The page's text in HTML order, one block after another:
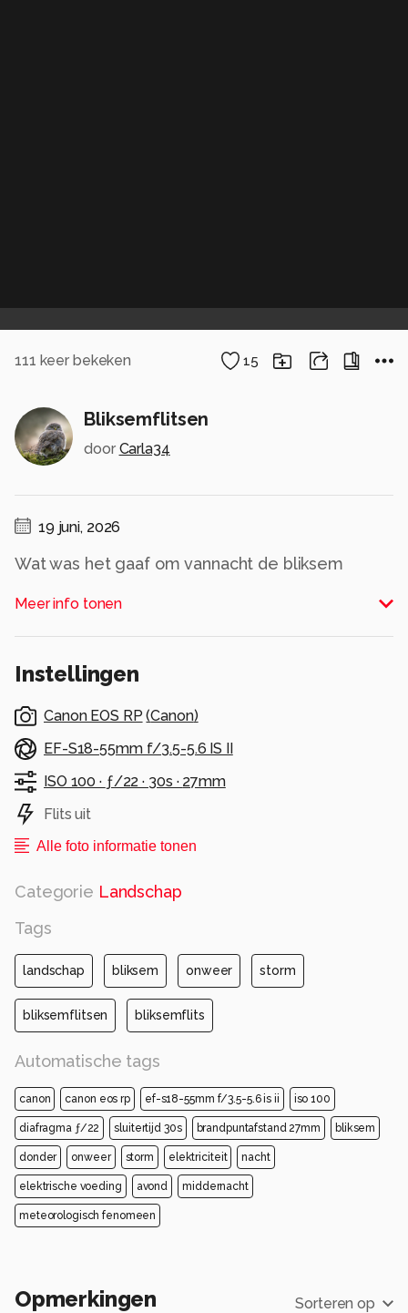
111 keer bekeken 15
Bliksemflitsen
door Carla34
19 juni, 2026
Wat was het gaaf om vannacht de bliksem
Meer info tonen
Instellingen
Canon EOS RP (Canon)
EF-S18-55mm f/3.5-5.6 IS II
ISO 100 · ƒ/22 · 30s · 27mm
Flits uit
Alle foto informatie tonen
Categorie Landschap
Tags
landschap bliksem onweer storm
bliksemflitsen bliksemflits
Automatische tags
canon canon eos rp ef-s18-55mm f/3.5-5.6 is ii iso 100
diafragma ƒ/22 sluitertijd 30s brandpuntafstand 27mm bliksem
donder onweer storm elektriciteit nacht
elektrische voeding avond middernacht
meteorologisch fenomeen
Opmerkingen Sorteren op